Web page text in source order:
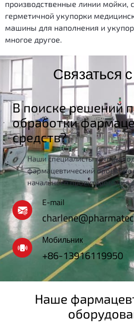
производственные линии мойки,
герметичной укупорки
машины для наполнения и
многое другое.
Связаться
В поиске решений
обработки
средств?
Наши специалисты готовы
фармацевтический проект на
начального проектирования
E-mail
Мобильник
+86-13916119950
Наше